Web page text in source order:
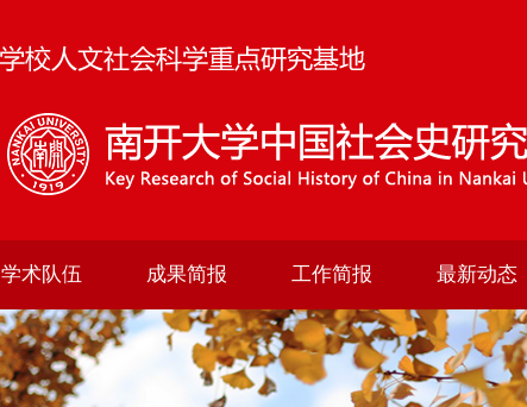
学术队伍 成果简报 工作简报 最新动态